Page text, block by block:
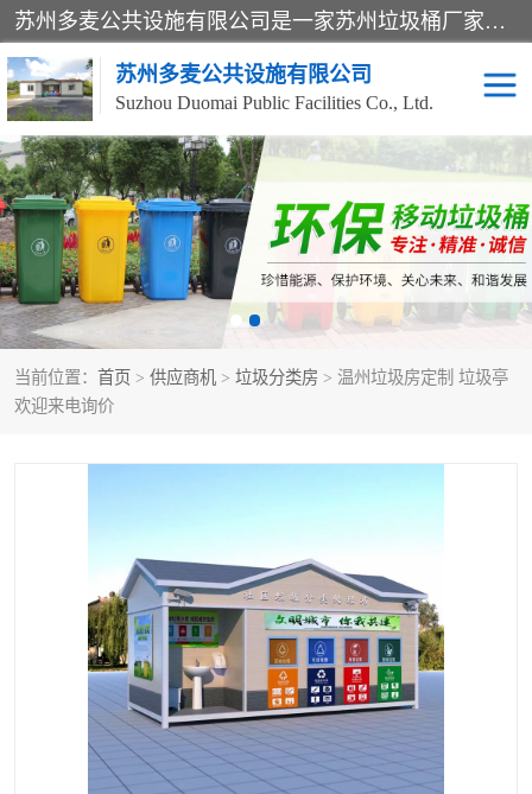
苏州多麦公共设施有限公司是一家苏州垃圾桶厂家，主营：塑料垃圾桶、分类果皮箱、户外园林椅、保安岗亭等产品厂家。全国统一热线电话：17105580222。公司组建完善的团队。设计人员，能根据客户要求，提供适合的设计方案，来满足客户的需求。
苏州多麦公共设施有限公司
Suzhou Duomai Public Facilities Co., Ltd.
当前位置： 首页 > 供应商机 > 垃圾分类房 > 温州垃圾房定制 垃圾亭
欢迎来电询价
办公室脚踩垃圾桶 保安岗亭
分类果皮箱 公园椅
垃圾分类房 塑料垃圾桶
防疫岗亭 吸烟岗亭